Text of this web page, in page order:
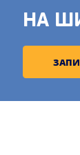
НА